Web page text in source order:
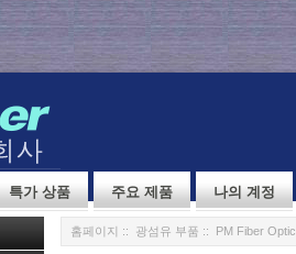
특가 상품 주요 제품 나의 계정
홈페이지 :: 광섬유 부품 :: PM Fiber